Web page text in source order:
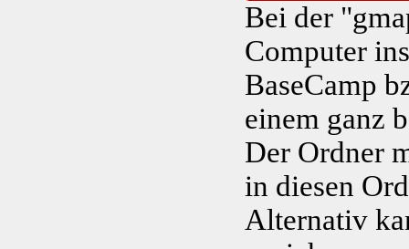
Bei der
Computer
BaseCamp
einem ganz
Der Ordner
in diesen
Alternativ